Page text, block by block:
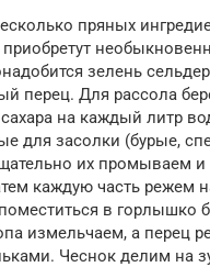
пряных
зелень
перец. Для рассола
на каждый литр
для засолки (бурые,
их промываем и
каждую часть режем
в горлышко
измельчаем, а перец
Чеснок делим на